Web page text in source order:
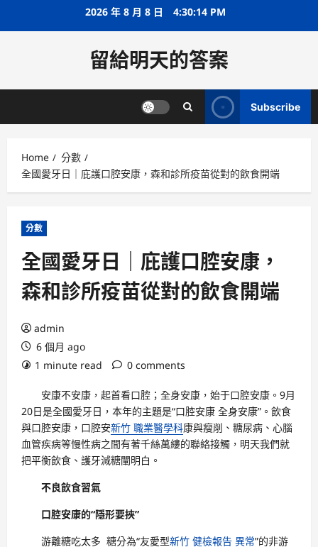
2026 年 8 月 8 日 4:30:15 PM
留給明天的答案
Subscribe
Home
分數
全國愛牙日｜庇護口腔安康，森和診所疫苗從對的飲食開端
分數
全國愛牙日｜庇護口腔安康，
森和診所疫苗從對的飲食開端
admin
6 個月 ago
1 minute read
0 comments
安康不安康，起首看口腔；全身安康，始于口腔安康。9月
20日是全國愛牙日，本年的主題是“口腔安康 全身安康”。飲食
與口腔安康，口腔安新竹 職業醫學科康與瘦削、糖尿病、心腦
血管疾病等慢性病之間有著千絲萬縷的聯絡接觸，明天我們就
把平衡飲食、護牙減糖闡明白。
不良飲食習氣
口腔安康的“隱形要挾”
游離糖吃太多 糖分為“友愛型新竹 健檢報告 異常”的非游